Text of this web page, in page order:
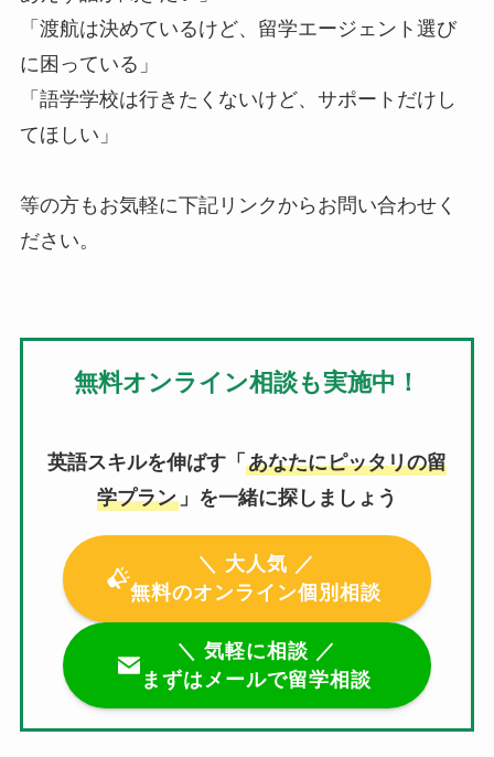
「渡航は決めているけど、留学エージェント選び
に困っている」
「語学学校は行きたくないけど、サポートだけし
てほしい」
等の方もお気軽に下記リンクからお問い合わせく
ださい。
無料オンライン相談も実施中！
英語スキルを伸ばす「 あなたにピッタリの留
学プラン 」を一緒に探しましょう
＼ 大人気 ／
無料のオンライン個別相談
＼ 気軽に相談 ／
まずはメールで留学相談